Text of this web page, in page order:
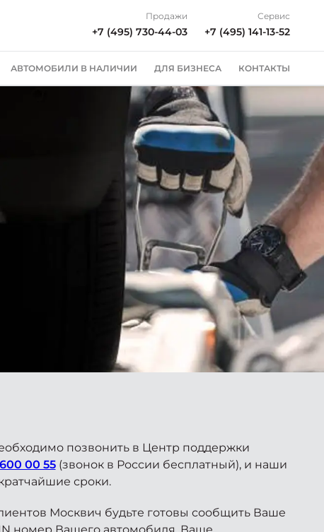
Продажи
+7 (495) 730-44-03
Сервис
+7 (495) 141-13-52
АВТОМОБИЛИ В НАЛИЧИИ ДЛЯ БИЗНЕСА КОНТАКТЫ
позвонить в Центр поддержки
00 55(звонок в России бесплатный), и наши
сроки.
Москвич будьте готовы сообщить Ваше